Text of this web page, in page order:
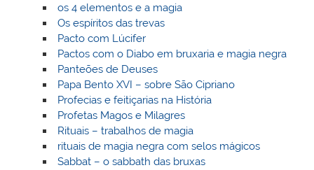
os 4 elementos e a magia
Os espíritos das trevas
Pacto com Lúcifer
Pactos com o Diabo em bruxaria e magia negra
Panteões de Deuses
Papa Bento XVI – sobre São Cipriano
Profecias e feitiçarias na História
Profetas Magos e Milagres
Rituais – trabalhos de magia
rituais de magia negra com selos mágicos
Sabbat – o sabbath das bruxas